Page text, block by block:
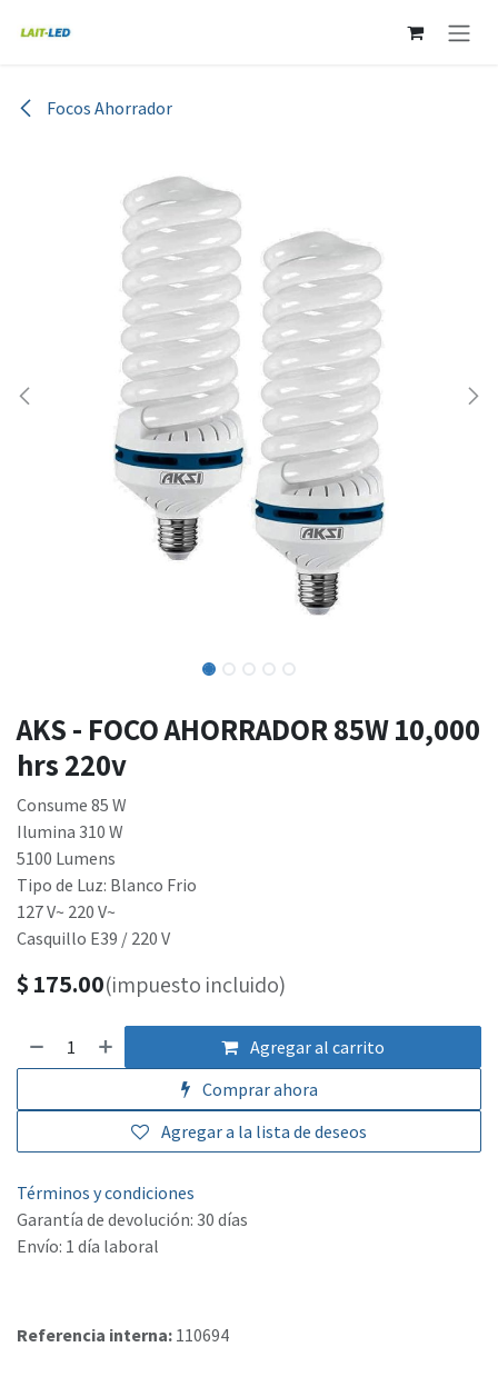
Focos Ahorrador
AKS - FOCO AHORRADOR 85W 10,000
hrs 220v
Consume 85 W
Ilumina 310 W
5100 Lumens
Tipo de Luz: Blanco Frio
127 V~ 220 V~
Casquillo E39 / 220 V
$ 175.00(impuesto incluido)
Agregar al carrito
Comprar ahora
Agregar a la lista de deseos
Términos y condiciones
Garantía de devolución: 30 días
Envío: 1 día laboral
Referencia interna: 110694